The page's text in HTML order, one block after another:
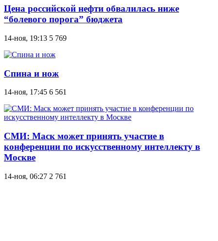
Цена российской нефти обвалилась ниже
“болевого порога” бюджета
14-ноя, 19:13 5 769
Спина и нож
14-ноя, 17:45 6 561
СМИ: Маск может принять участие в
конференции по искусственному интеллекту в
Москве
14-ноя, 06:27 2 761